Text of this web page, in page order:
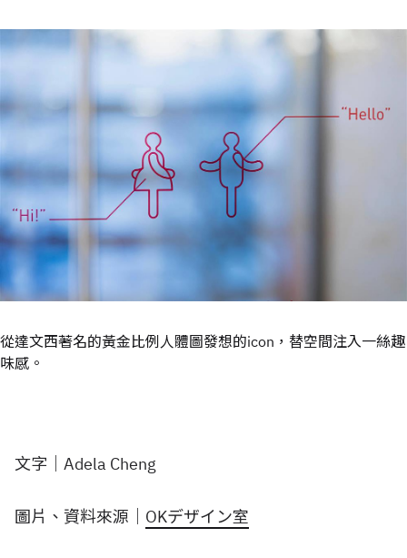
從達文西著名的黃金比例人體圖發想的icon，替空間注入一絲趣
味感。
文字｜Adela Cheng
圖片、資料來源｜ OKデザイン室